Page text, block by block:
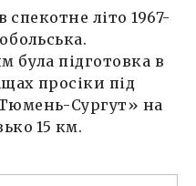
спекотне літо 1967-
була підготовка в
просіки під
Сургут» на
15 км.